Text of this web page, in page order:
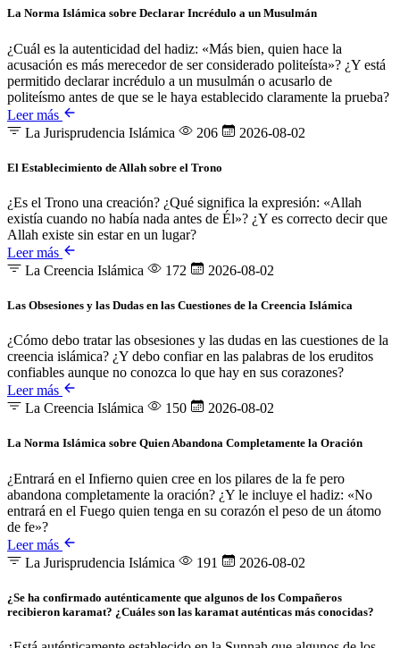
La Norma Islámica sobre Declarar Incrédulo a un Musulmán
¿Cuál es la autenticidad del hadiz: «Más bien, quien hace la
acusación es más merecedor de ser considerado politeísta»? ¿Y está
permitido declarar incrédulo a un musulmán o acusarlo de
politeísmo antes de que se le haya establecido claramente la prueba?
Leer más
La Jurisprudencia Islámica
206 2026-08-02
El Establecimiento de Allah sobre el Trono
¿Es el Trono una creación? ¿Qué significa la expresión: «Allah
existía cuando no había nada antes de Él»? ¿Y es correcto decir que
Allah existe sin estar en un lugar?
Leer más
La Creencia Islámica
172 2026-08-02
Las Obsesiones y las Dudas en las Cuestiones de la Creencia Islámica
¿Cómo debo tratar las obsesiones y las dudas en las cuestiones de la
creencia islámica? ¿Y debo confiar en las palabras de los eruditos
confiables aunque no conozca lo que hay en sus corazones?
Leer más
La Creencia Islámica
150 2026-08-02
La Norma Islámica sobre Quien Abandona Completamente la Oración
¿Entrará en el Infierno quien cree en los pilares de la fe pero
abandona completamente la oración? ¿Y le incluye el hadiz: «No
entrará en el Fuego quien tenga en su corazón el peso de un átomo
de fe»?
Leer más
La Jurisprudencia Islámica
191 2026-08-02
¿Se ha confirmado auténticamente que algunos de los Compañeros
recibieron karamat? ¿Cuáles son las karamat auténticas más conocidas?